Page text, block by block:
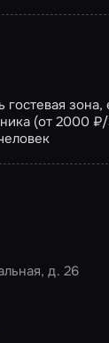
зона,
(от 2000
д. 26